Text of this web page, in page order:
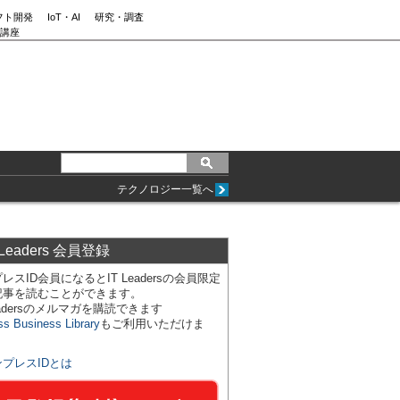
ト開発 IoT・AI
研究・調査
座
テクノロジー一覧へ
会員登録
スID会員になるとIT Leadersの会員限定
を読むことができます。
のメルマガを購読できます
Business Libraryもご利用いただけま
プレスIDとは